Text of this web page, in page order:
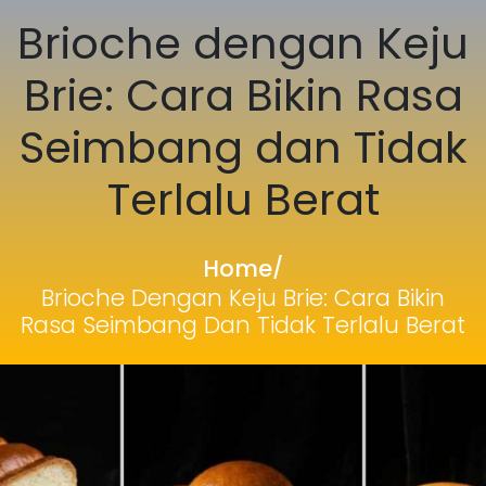
Brioche dengan Keju
Brie: Cara Bikin Rasa
Seimbang dan Tidak
Terlalu Berat
Home/
Brioche Dengan Keju Brie: Cara Bikin
Rasa Seimbang Dan Tidak Terlalu Berat